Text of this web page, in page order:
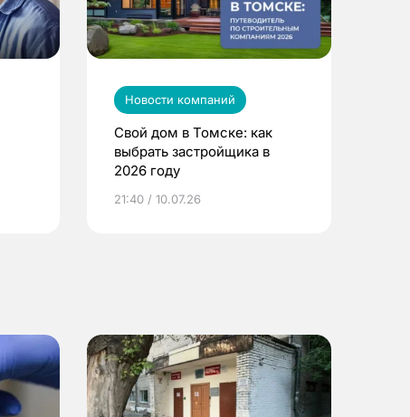
Новости компаний
Свой дом в Томске: как
выбрать застройщика в
2026 году
21:40 / 10.07.26